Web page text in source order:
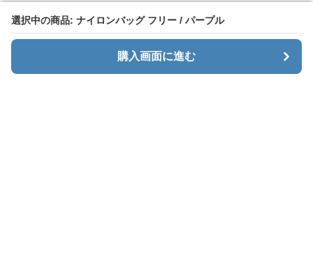
選択中の商品: ナイロンバッグ フリー / パープル
購入画面に進む
選択中の商品: ナイロンバッグ フリー / パープル
購入画面に進む